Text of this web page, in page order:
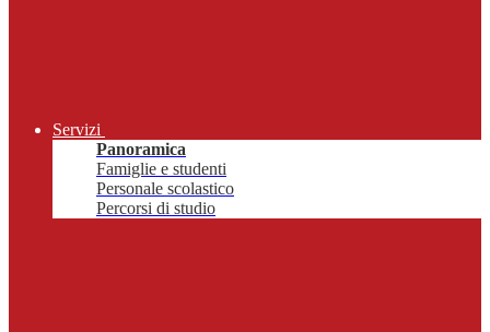
Servizi
Panoramica
Famiglie e studenti
Personale scolastico
Percorsi di studio